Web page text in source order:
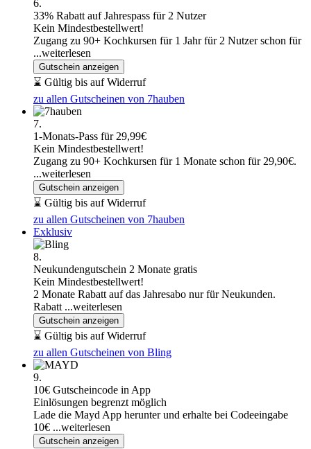
6.
33% Rabatt auf Jahrespass für 2 Nutzer
Kein Mindestbestellwert!
Zugang zu 90+ Kochkursen für 1 Jahr für 2 Nutzer schon für
...weiterlesen
Gutschein anzeigen
⌛ Gültig bis auf Widerruf
zu allen Gutscheinen von 7hauben
7.
1-Monats-Pass für 29,99€
Kein Mindestbestellwert!
Zugang zu 90+ Kochkursen für 1 Monate schon für 29,90€.
...weiterlesen
Gutschein anzeigen
⌛ Gültig bis auf Widerruf
zu allen Gutscheinen von 7hauben
Exklusiv
8.
Neukundengutschein 2 Monate gratis
Kein Mindestbestellwert!
2 Monate Rabatt auf das Jahresabo nur für Neukunden.
Rabatt ...weiterlesen
Gutschein anzeigen
⌛ Gültig bis auf Widerruf
zu allen Gutscheinen von Bling
9.
10€ Gutscheincode in App
Einlösungen begrenzt möglich
Lade die Mayd App herunter und erhalte bei Codeeingabe
10€ ...weiterlesen
Gutschein anzeigen